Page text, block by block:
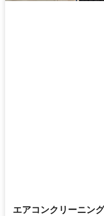
エアコンクリーニン